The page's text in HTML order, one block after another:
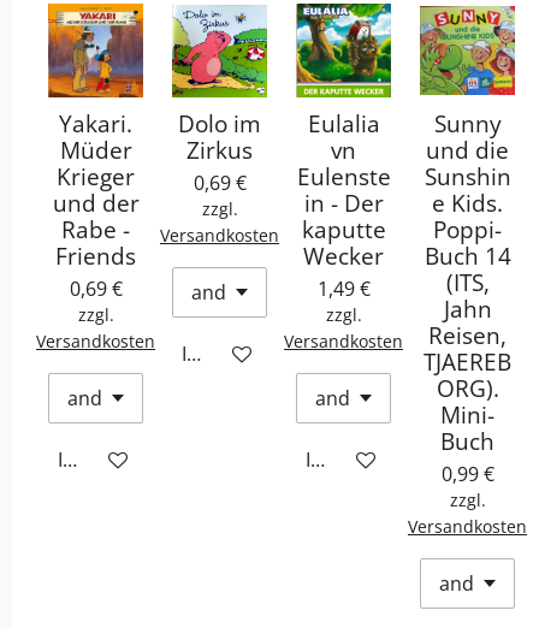
Yakari.
Müder
Krieger
und der
Rabe -
Friends
0,69 €
zzgl.
Versandkosten
In den Warenkorb
Dolo im
Zirkus
0,69 €
zzgl.
Versandkosten
In den Warenkorb
Eulalia
vn
Eulenste
in - Der
kaputte
Wecker
1,49 €
zzgl.
Versandkosten
In den Warenkorb
Sunny
und die
Sunshin
e Kids.
Poppi-
Buch 14
(ITS,
Jahn
Reisen,
TJAEREB
ORG).
Mini-
Buch
0,99 €
zzgl.
Versandkosten